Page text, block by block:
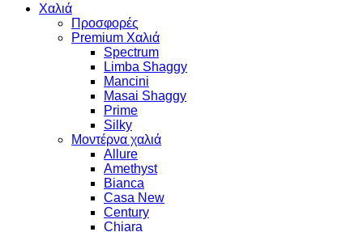
Χαλιά
Προσφορές
Premium Χαλιά
Spectrum
Limba Shaggy
Mancini
Masai Shaggy
Prime
Silky
Μοντέρνα χαλιά
Allure
Amethyst
Bianca
Casa New
Century
Chiara